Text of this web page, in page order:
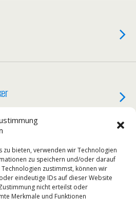
zu bieten, verwenden wir Technologien
zu speichern und/oder darauf
zustimmst, können wir
eindeutige IDs auf dieser Website
nicht erteilst oder
Merkmale und Funktionen